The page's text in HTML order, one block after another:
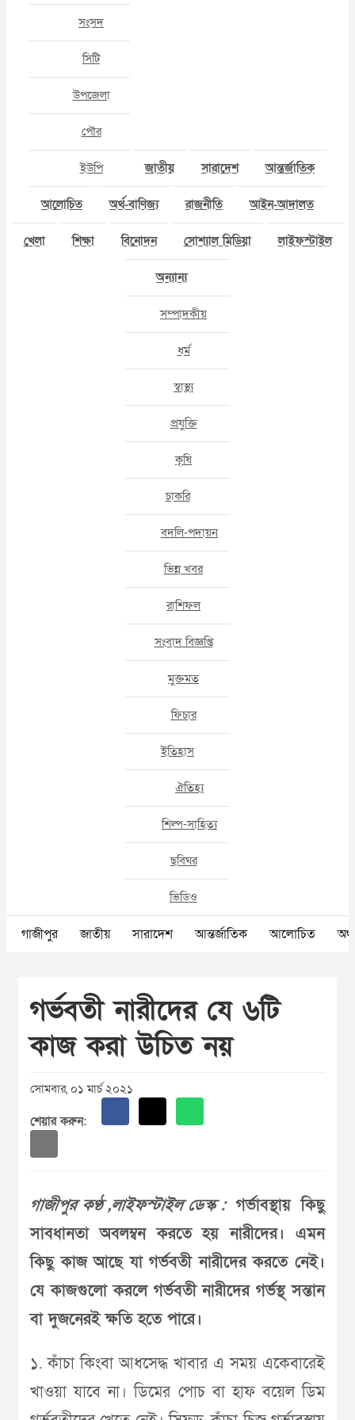
সংসদ
সিটি
উপজেলা
পৌর
ইউপি জাতীয় সারাদেশ আন্তর্জাতিক
আলোচিত অর্থ-বাণিজ্য রাজনীতি আইন-আদালত
খেলা শিক্ষা বিনোদন সোশ্যাল মিডিয়া লাইফস্টাইল
অন্যান্য
সম্পাদকীয়
ধর্ম
স্বাস্থ্য
প্রযুক্তি
কৃষি
চাকরি
বদলি-পদায়ন
ভিন্ন খবর
রাশিফল
সংবাদ বিজ্ঞপ্তি
মুক্তমত
ফিচার
ইতিহাস
ঐতিহ্য
শিল্প-সাহিত্য
ছবিঘর
ভিডিও
গাজীপুর জাতীয় সারাদেশ আন্তর্জাতিক আলোচিত
গর্ভবতী নারীদের যে ৬টি
কাজ করা উচিত নয়
সোমবার, ০১ মার্চ ২০২১
শেয়ার করুন:
গাজীপুর কণ্ঠ ,লাইফস্টাইল ডেস্ক :গর্ভাবস্থায় কিছু
সাবধানতা অবলম্বন করতে হয় নারীদের। এমন
কিছু কাজ আছে যা গর্ভবতী নারীদের করতে নেই।
যে কাজগুলো করলে গর্ভবতী নারীদের গর্ভস্থ সন্তান
বা দুজনেরই ক্ষতি হতে পারে।
১. কাঁচা কিংবা আধসেদ্ধ খাবার এ সময় একেবারেই
খাওয়া যাবে না। ডিমের পোচ বা হাফ বয়েল ডিম